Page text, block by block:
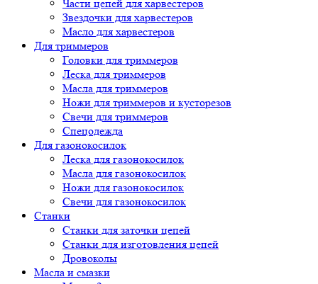
Части цепей для харвестеров
Звездочки для харвестеров
Масло для харвестеров
Для триммеров
Головки для триммеров
Леска для триммеров
Масла для триммеров
Ножи для триммеров и кусторезов
Свечи для триммеров
Спецодежда
Для газонокосилок
Леска для газонокосилок
Масла для газонокосилок
Ножи для газонокосилок
Свечи для газонокосилок
Станки
Cтанки для заточки цепей
Станки для изготовления цепей
Дровоколы
Масла и смазки